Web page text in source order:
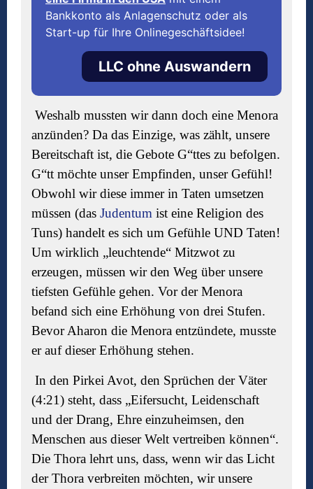
Bankkonto als Anlagenschutz oder als
Start-up für Ihre Onlinegeschäftsidee!
LLC ohne Auswandern
Weshalb mussten wir dann doch eine Menora
anzünden? Da das Einzige, was zählt, unsere
Bereitschaft ist, die Gebote G“ttes zu befolgen.
G“tt möchte unser Empfinden, unser Gefühl!
Obwohl wir diese immer in Taten umsetzen
müssen (das Judentum ist eine Religion des
Tuns) handelt es sich um Gefühle UND Taten!
Um wirklich „leuchtende“ Mitzwot zu
erzeugen, müssen wir den Weg über unsere
tiefsten Gefühle gehen. Vor der Menora
befand sich eine Erhöhung von drei Stufen.
Bevor Aharon die Menora entzündete, musste
er auf dieser Erhöhung stehen.
In den Pirkei Avot, den Sprüchen der Väter
(4:21) steht, dass „Eifersucht, Leidenschaft
und der Drang, Ehre einzuheimsen, den
Menschen aus dieser Welt vertreiben können“.
Die Thora lehrt uns, dass, wenn wir das Licht
der Thora verbreiten möchten, wir unsere